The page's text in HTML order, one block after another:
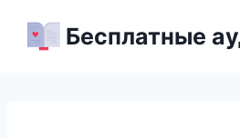
Бесплатные